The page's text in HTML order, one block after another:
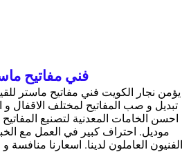
فني مفاتيح
يؤمن نجار الكويت فني مفاتيح ماستر
تبديل و صب المفاتيح لمختلف الاقفال و
احسن الخامات المعدنية لتصنيع
موديل. احتراف كبير في العمل مع
الفنيون العاملون لدينا. اسعارنا